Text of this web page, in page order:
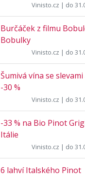
Vinisto.cz | do
Burčáček z filmu
Bobulky
Vinisto.cz | do
Šumivá vína se slevami
-30 %
Vinisto.cz | do
-33 % na Bio Pinot
Itálie
Vinisto.cz | do
6 lahví Italského Pinot